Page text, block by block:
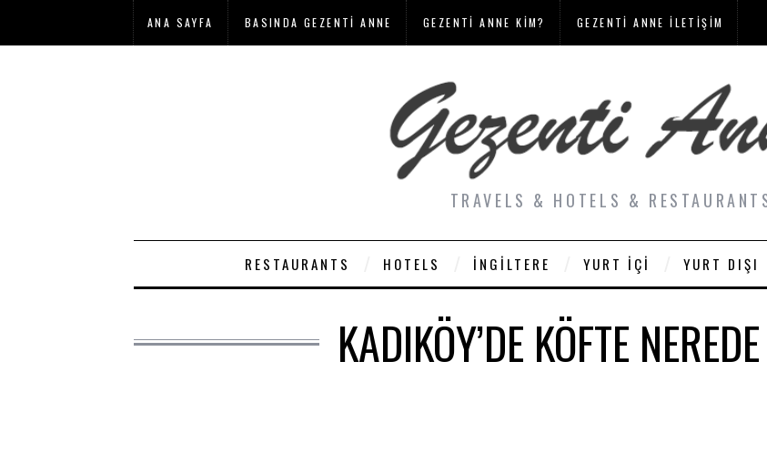
ANA SAYFA BASINDA GEZENTI ANNE GEZENTI ANNE KIM? GEZENTI ANNE İLETIŞIM
TRAVELS & HOTELS &
RESTAURANTS HOTELS İNGILTERE YURT İÇI YURT DIŞI
KADIKÖY’DE KÖFTE